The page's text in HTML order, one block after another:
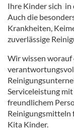
Ihre Kinder sich in
Auch die
Krankheiten,
zuverlässige
Wir wissen worauf
Serviceleistung
freundlichem
Reinigungsmitteln
Kita Kinder.